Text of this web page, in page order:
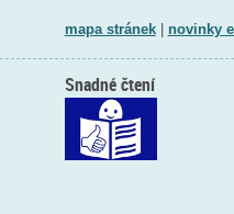
mapa stránek| novinky
Snadné čtení